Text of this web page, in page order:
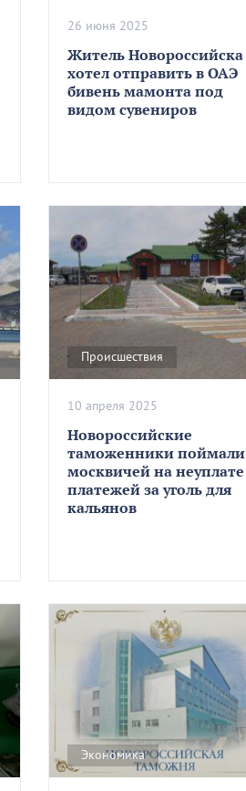
Житель Новороссийска
хотел отправить в ОАЭ
бивень мамонта под
видом сувениров
26 июня 2025
Происшествия
Новороссийские
таможенники поймали
москвичей на неуплате
платежей за уголь для
кальянов
10 апреля 2025
Экономика